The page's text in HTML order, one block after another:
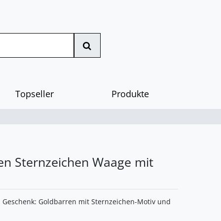
Topseller Produkte
Sternzeichen Waage mit
Goldbarren mit Sternzeichen-Motiv und